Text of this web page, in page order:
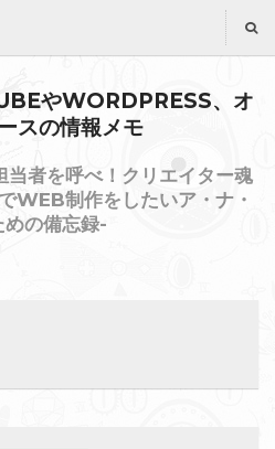
やWORDPRESS、オ
スの情報メモ
当者を呼べ！クリエイター魂
WEB制作をしたいア・ナ・
めの備忘録-